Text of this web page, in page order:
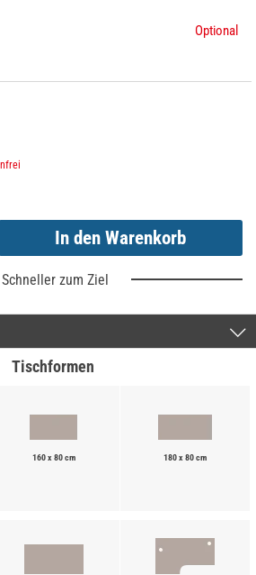
Optional
Schneller zum Ziel
Tischformen
160 x 80 cm 180 x 80 cm